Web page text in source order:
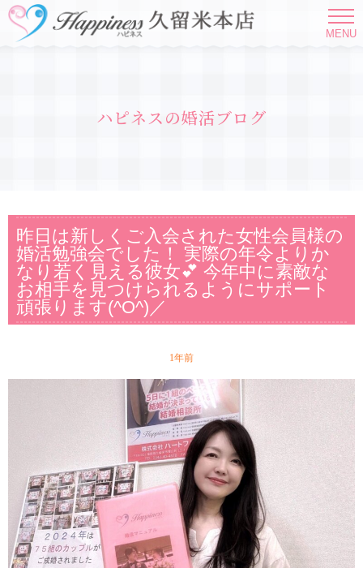
MENU
ハピネスの婚活ブログ
昨日は新しくご入会された女性会員様の
婚活勉強会でした！ 実際の年令よりか
なり若く見える彼女💕 今年中に素敵な
お相手を見つけられるようにサポート
頑張ります(^O^)／
1年前